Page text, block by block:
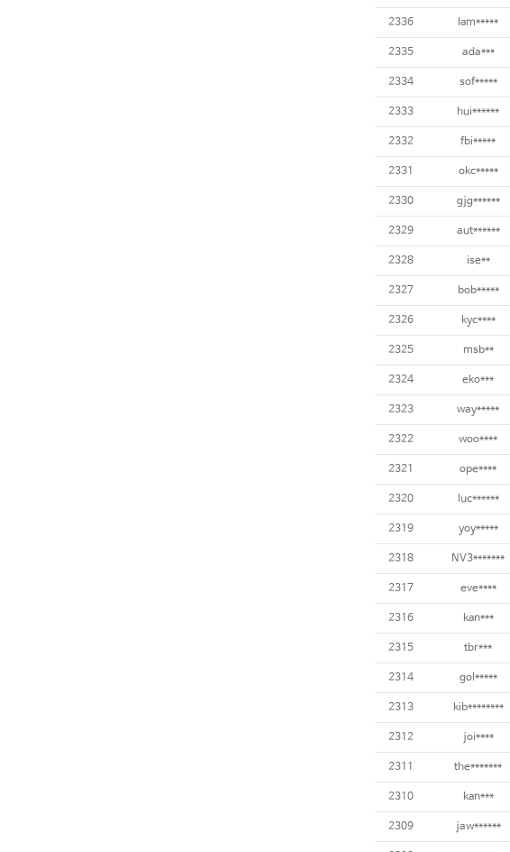
2336 lam*****
2335 ada***
2334 sof*****
2333 hui******
2332 fbi*****
2331 okc*****
2330 gjg******
2329 aut******
2328 ise**
2327 bob*****
2326 kyc****
2325 msb**
2324 eko***
2323 way*****
2322 woo****
2321 ope****
2320 luc******
2319 yoy*****
2318 NV3*******
2317 eve****
2316 kan***
2315 tbr***
2314 gol*****
2313 kib********
2312 joi****
2311 the*******
2310 kan***
2309 jaw******